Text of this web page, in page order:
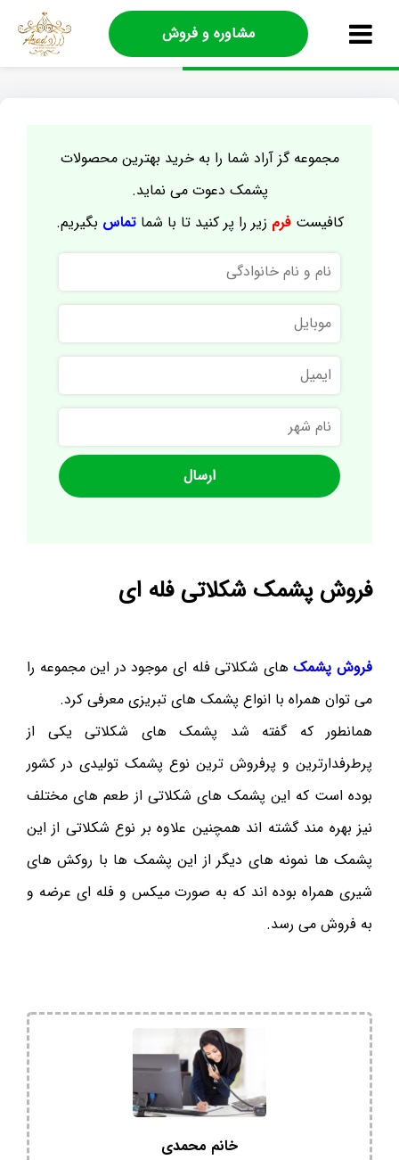
مشاوره و فروش
مجموعه گز آراد شما را به خرید بهترین محصولات
پشمک دعوت می نماید.
کافیستفرم زیر را پر کنید تا با شماتماس بگیریم.
نام
و
نام
خانوادگی
موبایل
ایمیل
نام
شهر
فروش پشمک شکلاتی فله ای
فروش پشمکهای شکلاتی فله ای موجود در این مجموعه را
می توان همراه با انواع پشمک های تبریزی معرفی کرد.
همانطور که گفته شد پشمک های شکلاتی یکی از
پرطرفدارترین و پرفروش ترین نوع پشمک تولیدی در کشور
بوده است که این پشمک های شکلاتی از طعم های مختلف
نیز بهره مند گشته اند همچنین علاوه بر نوع شکلاتی از این
پشمک ها نمونه های دیگر از این پشمک ها با روکش های
شیری همراه بوده اند که به صورت میکس و فله ای عرضه و
به فروش می رسد.
خانم محمدی